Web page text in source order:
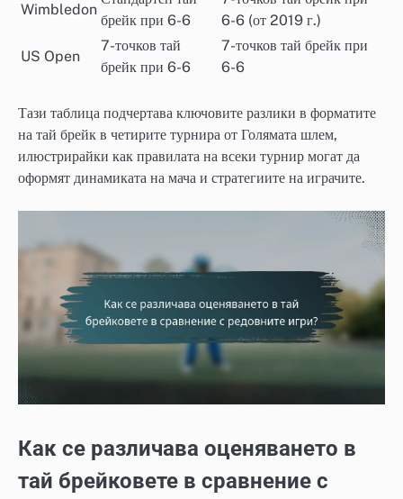
Wimbledon
брейк при 6-6
6-6 (от 2019 г.)
US Open
7-точков тай
брейк при 6-6
7-точков тай брейк при
6-6
Тази таблица подчертава ключовите разлики в форматите
на тай брейк в четирите турнира от Голямата шлем,
илюстрирайки как правилата на всеки турнир могат да
оформят динамиката на мача и стратегиите на играчите.
Как се различава оценяването в
тай брейковете в сравнение с